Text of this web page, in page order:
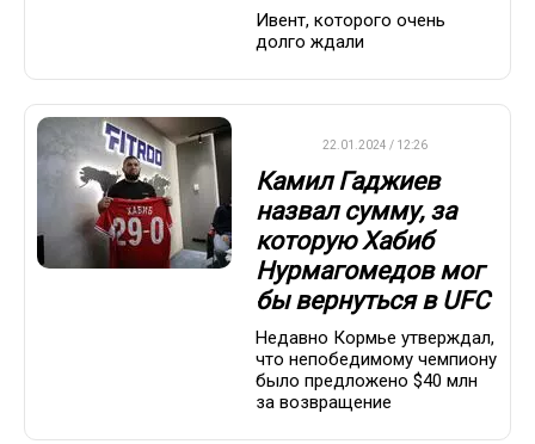
Ивент, которого очень
долго ждали
22.01.2024 / 12:26
Камил Гаджиев
назвал сумму, за
которую Хабиб
Нурмагомедов мог
бы вернуться в UFC
Недавно Кормье утверждал,
что непобедимому чемпиону
было предложено $40 млн
за возвращение